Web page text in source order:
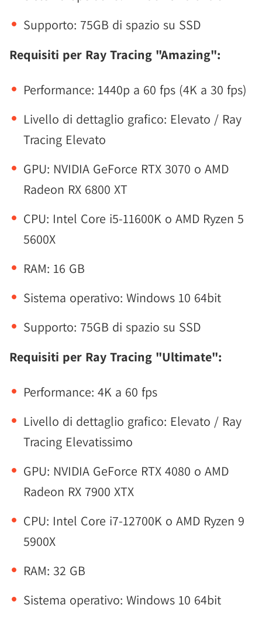
Supporto: 75GB di spazio su SSD
Requisiti per Ray Tracing "Amazing":
Performance: 1440p a 60 fps (4K a 30 fps)
Livello di dettaglio grafico: Elevato / Ray
Tracing Elevato
GPU: NVIDIA GeForce RTX 3070 o AMD
Radeon RX 6800 XT
CPU: Intel Core i5-11600K o AMD Ryzen 5
5600X
RAM: 16 GB
Sistema operativo: Windows 10 64bit
Supporto: 75GB di spazio su SSD
Requisiti per Ray Tracing "Ultimate":
Performance: 4K a 60 fps
Livello di dettaglio grafico: Elevato / Ray
Tracing Elevatissimo
GPU: NVIDIA GeForce RTX 4080 o AMD
Radeon RX 7900 XTX
CPU: Intel Core i7-12700K o AMD Ryzen 9
5900X
RAM: 32 GB
Sistema operativo: Windows 10 64bit